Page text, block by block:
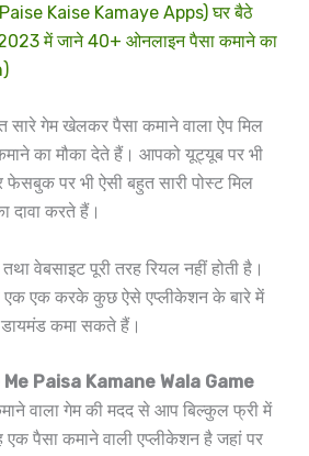
Kaise Kamaye Apps) घर बैठे
में जाने 40+ ओनलाइन पैसा कमाने का
गेम खेलकर पैसा कमाने वाला ऐप मिल
का मौका देते हैं। आपको यूट्यूब पर भी
फेसबुक पर भी ऐसी बहुत सारी पोस्ट मिल
दावा करते हैं।
वेबसाइट पूरी तरह रियल नहीं होती है।
एक करके कुछ ऐसे एप्लीकेशन के बारे में
डायमंड कमा सकते हैं।
Me Paisa Kamane Wala Game
वाला गेम की मदद से आप बिल्कुल फ्री में
पैसा कमाने वाली एप्लीकेशन है जहां पर